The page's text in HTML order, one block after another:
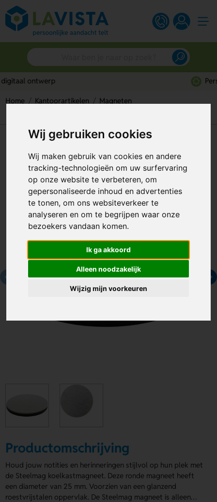
Wij gebruiken cookies
Wij maken gebruik van cookies en andere
tracking-technologieën om uw surfervaring
op onze website te verbeteren, om
gepersonaliseerde inhoud en advertenties
te tonen, om ons websiteverkeer te
analyseren en om te begrijpen waar onze
bezoekers vandaan komen.
Ik ga akkoord
Alleen noodzakelijk
Wijzig mijn voorkeuren
Home Kantoorartikelen
Magneten
Steelmag Koelkastmagneet
Artikelnummer: 257643
Productomschrijving
Houd jouw notities en herinneringen stijlvol op hun plek met
de Steelmag koelkastmagneet. Deze ronde magneet heeft
een diameter van 25 mm. Voorzien van een glanzend
roestvrijstalen oppervlak. De Steelmag magneet is alleen